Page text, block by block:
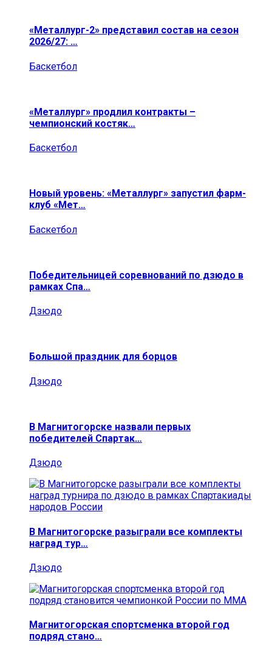
«Металлург-2» представил состав на сезон
2026/27: …
Баскетбол
«Металлург» продлил контракты –
чемпионский костяк…
Баскетбол
Новый уровень: «Металлург» запустил фарм-
клуб «Мет…
Баскетбол
Победительницей соревнований по дзюдо в
рамках Спа…
Дзюдо
Большой праздник для борцов
Дзюдо
В Магнитогорске назвали первых
победителей Спартак…
Дзюдо
В Магнитогорске разыграли все комплекты
наград тур…
Дзюдо
Магнитогорская спортсменка второй год
подряд стано…